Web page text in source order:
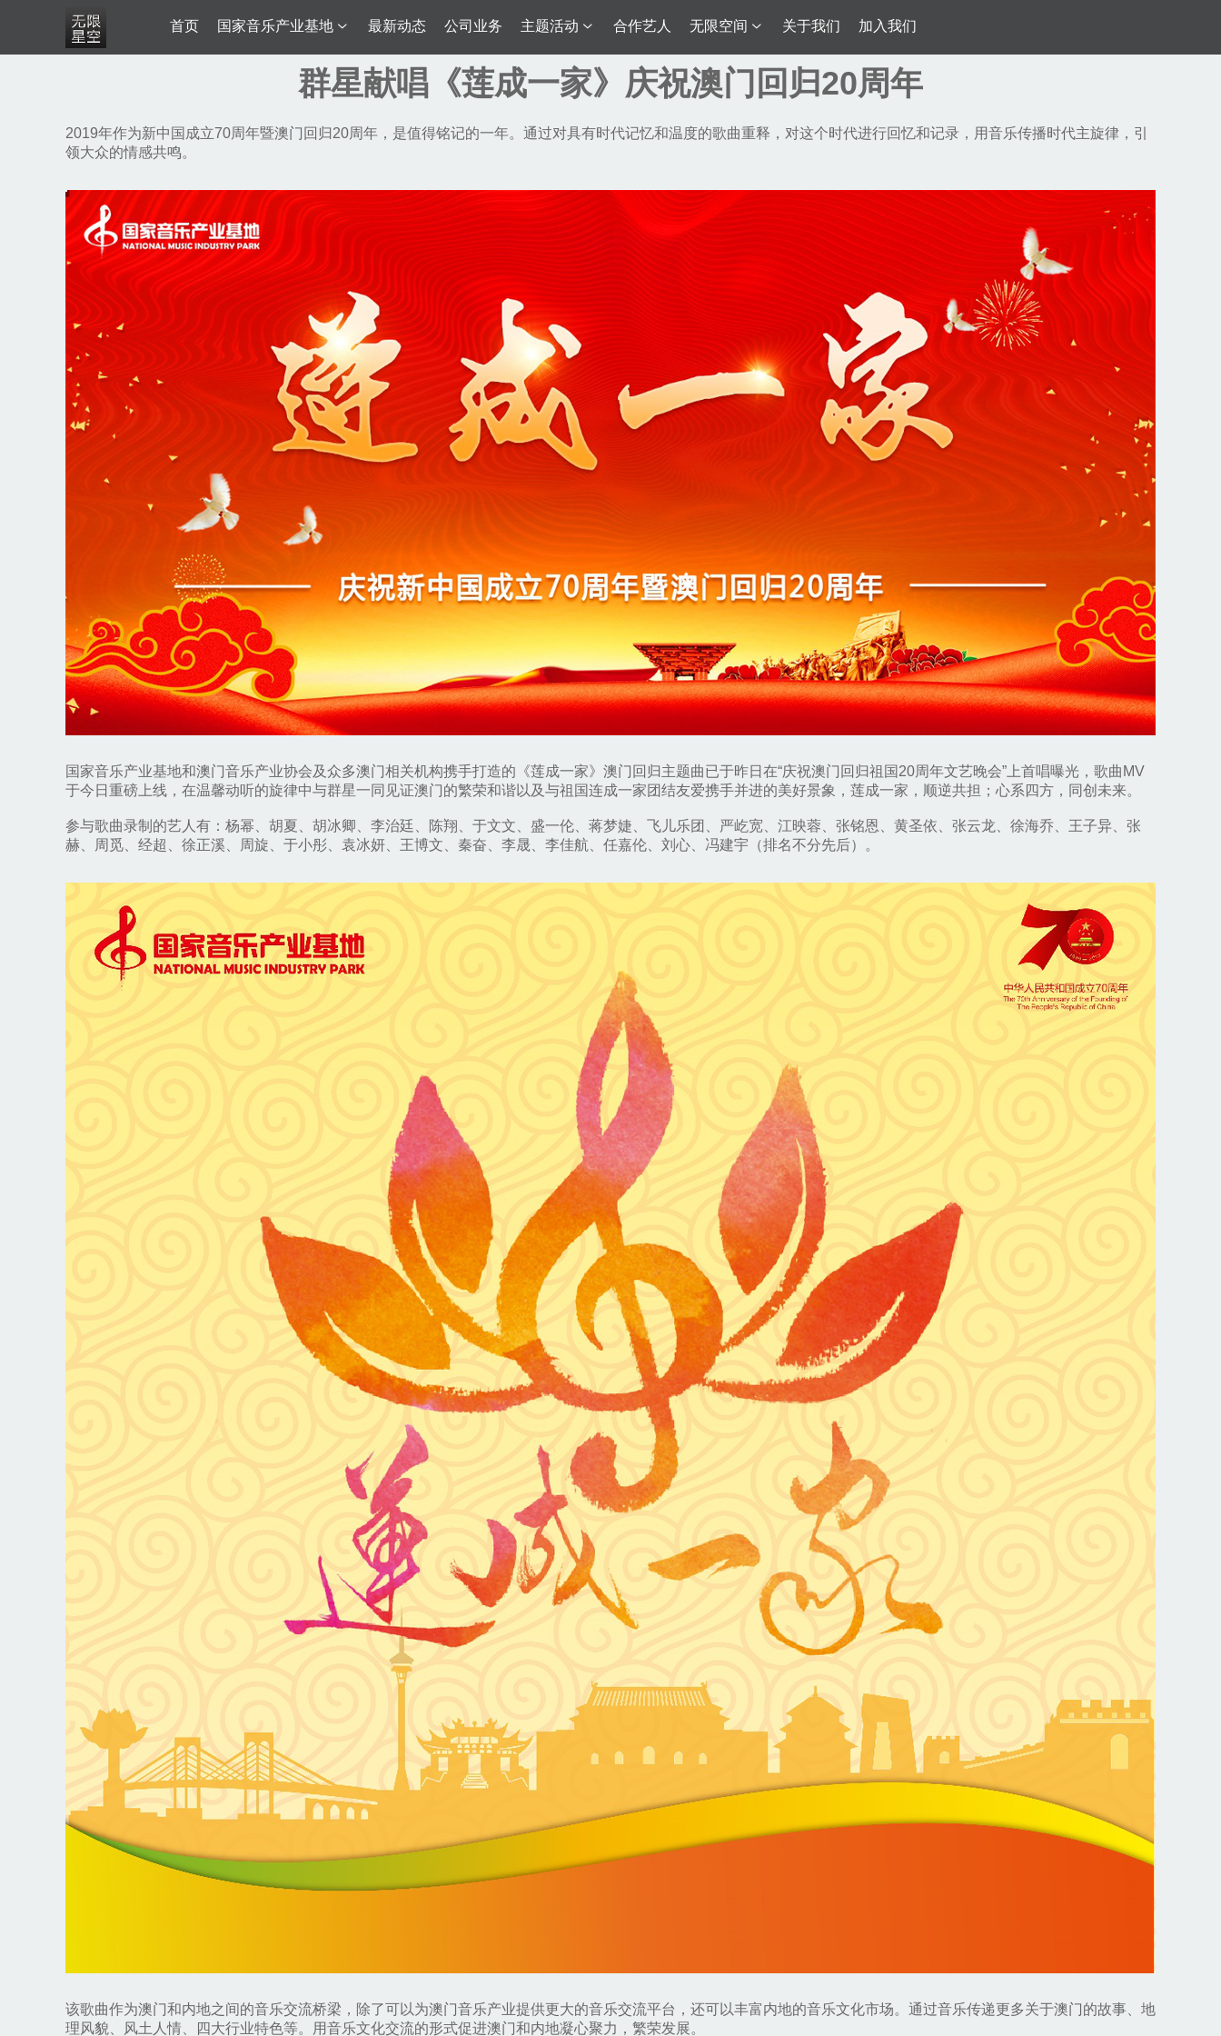
首页 国家音乐产业基地 最新动态 公司业务 主题活动 合作艺人 无限空间 关于我们 加入我们
群星献唱《莲成一家》庆祝澳门回归20周年
2019年作为新中国成立70周年暨澳门回归20周年，是值得铭记的一年。通过对具有时代记忆和温度的歌曲重释，对这个时代进行回忆和记录，用音乐传播时代主旋律，引
领大众的情感共鸣。
国家音乐产业基地和澳门音乐产业协会及众多澳门相关机构携手打造的《莲成一家》澳门回归主题曲已于昨日在“庆祝澳门回归祖国20周年文艺晚会”上首唱曝光，歌曲MV
于今日重磅上线，在温馨动听的旋律中与群星一同见证澳门的繁荣和谐以及与祖国连成一家团结友爱携手并进的美好景象，莲成一家，顺逆共担；心系四方，同创未来。
参与歌曲录制的艺人有：杨幂、胡夏、胡冰卿、李治廷、陈翔、于文文、盛一伦、蒋梦婕、飞儿乐团、严屹宽、江映蓉、张铭恩、黄圣依、张云龙、徐海乔、王子异、张
赫、周觅、经超、徐正溪、周旋、于小彤、袁冰妍、王博文、秦奋、李晟、李佳航、任嘉伦、刘心、冯建宇（排名不分先后）。
该歌曲作为澳门和内地之间的音乐交流桥梁，除了可以为澳门音乐产业提供更大的音乐交流平台，还可以丰富内地的音乐文化市场。通过音乐传递更多关于澳门的故事、地
理风貌、风土人情、四大行业特色等。用音乐文化交流的形式促进澳门和内地凝心聚力，繁荣发展。